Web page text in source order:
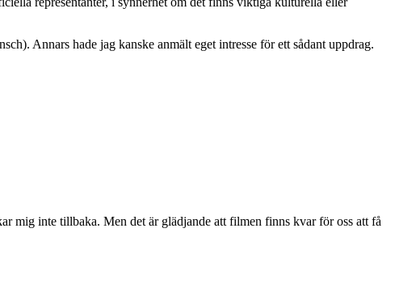
Annars hade jag kanske anmält eget intresse för ett sådant uppdrag.
mig inte tillbaka. Men det är glädjande att filmen finns kvar för oss att få